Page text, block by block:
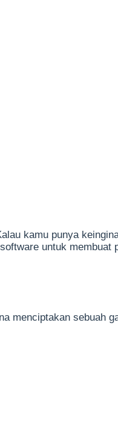
kamu punya
untuk membuat
menciptakan sebuah